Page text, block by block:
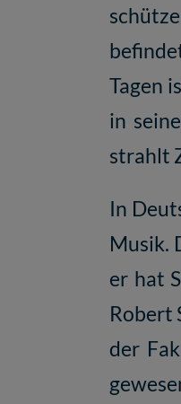
Tagen
in
strahlt
In
Musik.
er hat
Robert
der